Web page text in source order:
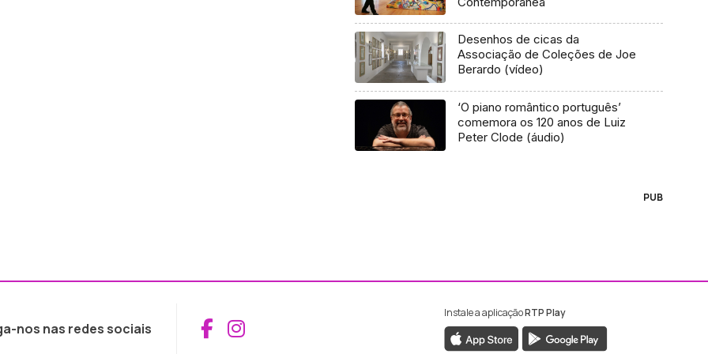
Desenhos de cicas da
Associação de Coleções de Joe
Berardo (vídeo)
‘O piano romântico português’
comemora os 120 anos de Luiz
Peter Clode (áudio)
PUB
nos nas redes sociais Aceder ao Facebook da RTP Madeira
Aceder ao Instagram da RTP Madeira
Instale a aplicaçãoRTP Play